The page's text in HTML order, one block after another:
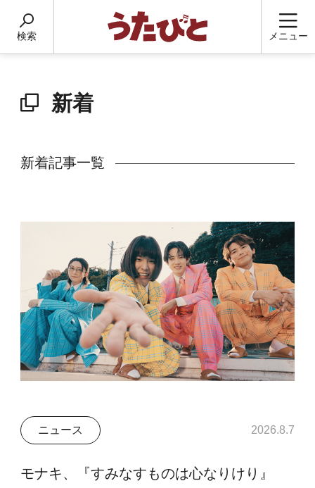
検索 メニュー
新着
新着記事一覧
ニュース 2026.8.7
モナキ、『すみなすものは心なりけり』